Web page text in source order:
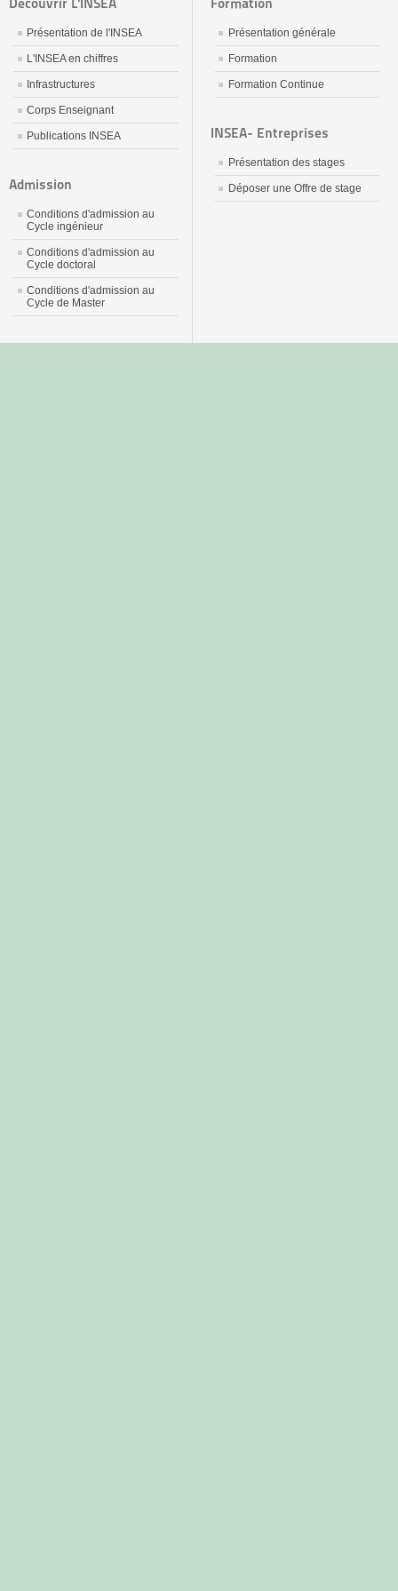
Présentation de l'INSEA
L'INSEA en chiffres
Infrastructures
Corps Enseignant
Publications INSEA
Admission
Conditions d'admission au
Cycle ingénieur
Conditions d'admission au
Cycle doctoral
Conditions d'admission au
Cycle de Master
Présentation générale
Formation
Formation Continue
INSEA- Entreprises
Présentation des stages
Déposer une Offre de stage